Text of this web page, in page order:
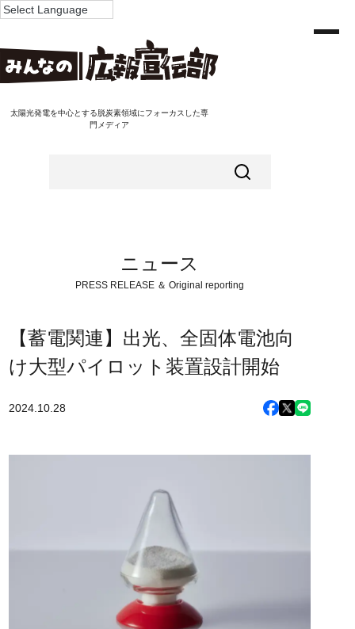
太陽光発電を中心とする脱炭素領域にフォーカスした専
門メディア
ニュース
PRESS RELEASE ＆ Original reporting
【蓄電関連】出光、全固体電池向
け大型パイロット装置設計開始
2024.10.28